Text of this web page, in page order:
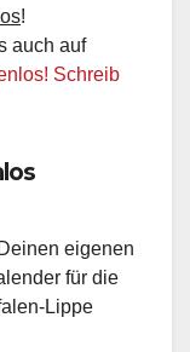
!
auch auf
Schreib
eigenen
für die
Lippe